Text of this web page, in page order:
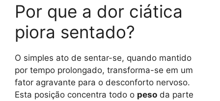
Por que a dor ciática
piora sentado?
O simples ato de sentar-se, quando mantido
por tempo prolongado, transforma-se em um
fator agravante para o desconforto nervoso.
Esta posição concentra todo o peso da parte